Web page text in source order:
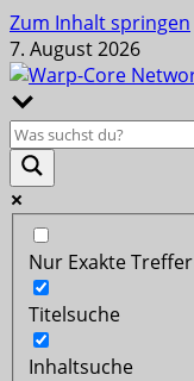
Zum Inhalt springen
7. August 2026
Nur Exakte Treffer
Titelsuche
Inhaltsuche